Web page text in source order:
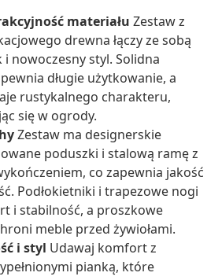
materiału Zestaw z
drewna łączy ze sobą
nowoczesny styl. Solidna
długie użytkowanie, a
rustykalnego charakteru,
się w ogrody.
Zestaw ma designerskie
poduszki i stalową ramę z
co zapewnia jakość
Podłokietniki i trapezowe nogi
i stabilność, a proszkowe
meble przed żywiołami.
i styl Udawaj komfort z
pianką, które